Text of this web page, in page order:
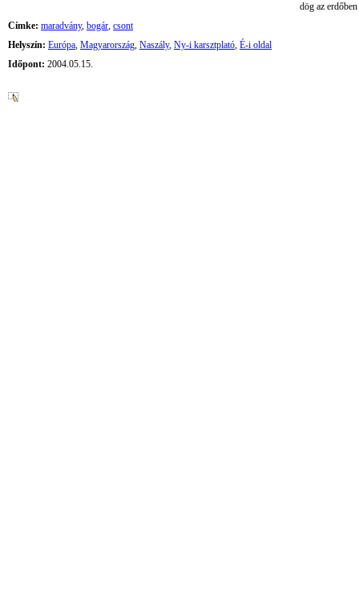
dög az erdőben
Címke: maradvány, bogár, csont
Helyszín: Európa, Magyarország, Naszály, Ny-i karsztplató, É-i oldal
Időpont: 2004.05.15.